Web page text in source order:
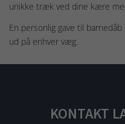
unikke træk ved dine kære
En personlig gave til
ud på enhver væg.
KONTAKT